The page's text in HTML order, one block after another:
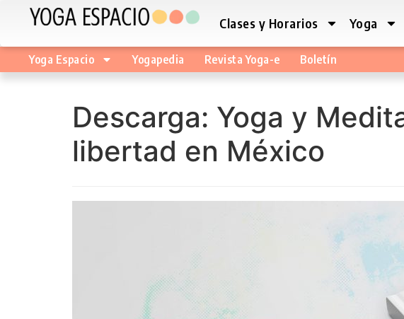
Clases y Horarios Yoga
Yoga Espacio Yogapedia Revista Yoga-e Boletín
Descarga: Yoga y
libertad en México